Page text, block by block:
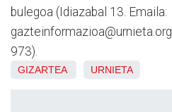
bulegoa (Idiazabal 13. Emaila:
973).
GIZARTEA URNIETA